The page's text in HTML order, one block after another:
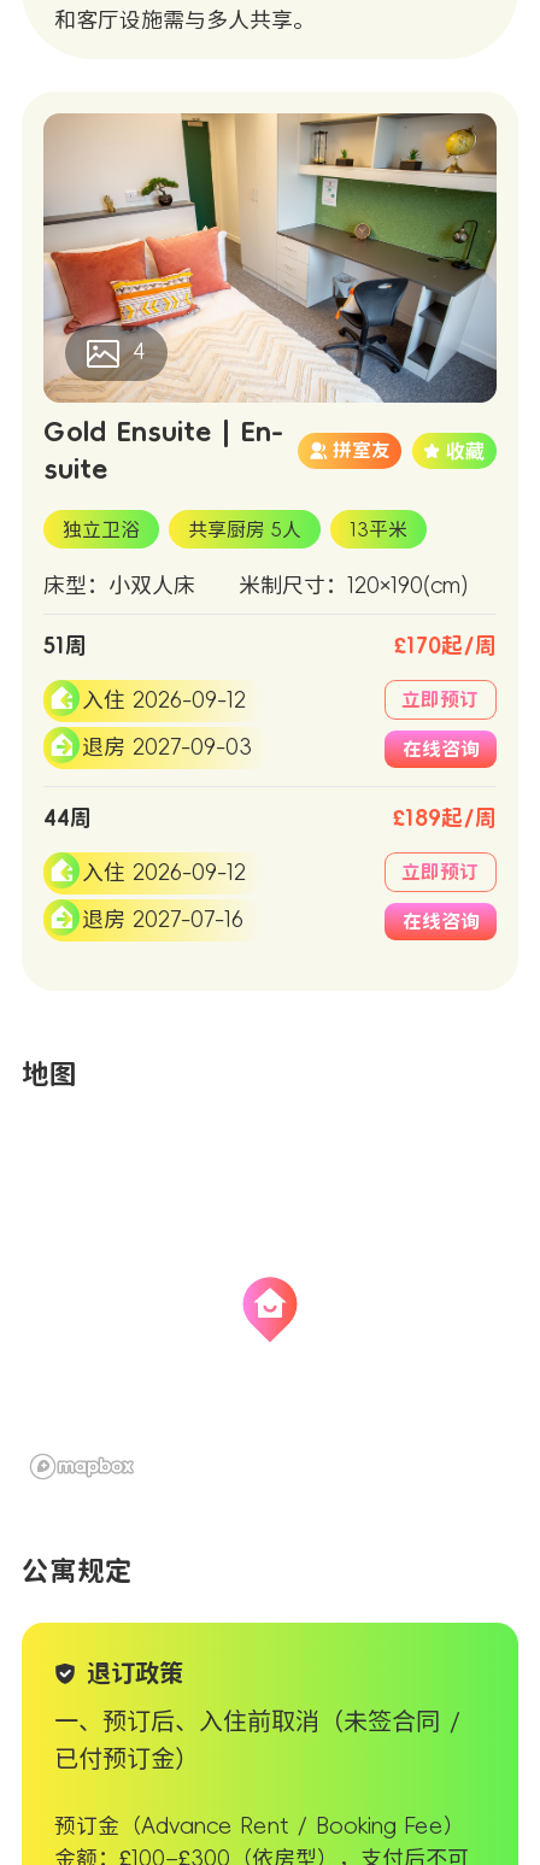
和客厅设施需与多人共享。
4
Gold Ensuite | En-
suite
拼室友
独立卫浴 共享厨房 5人 13平米
床型：小双人床 米制尺寸：120×190(cm)
51周 £170起/周
入住 2026-09-12
退房 2027-09-03
立即预订
在线咨询
44周 £189起/周
入住 2026-09-12
退房 2027-07-16
立即预订
在线咨询
地图
公寓规定
退订政策
一、预订后、入住前取消（未签合同 /
已付预订金）
预订金（Advance Rent / Booking Fee）
金额：£100–£300（依房型），支付后不可